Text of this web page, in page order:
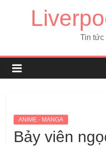
Tin tức
ANIME - MANGA
Bảy viên